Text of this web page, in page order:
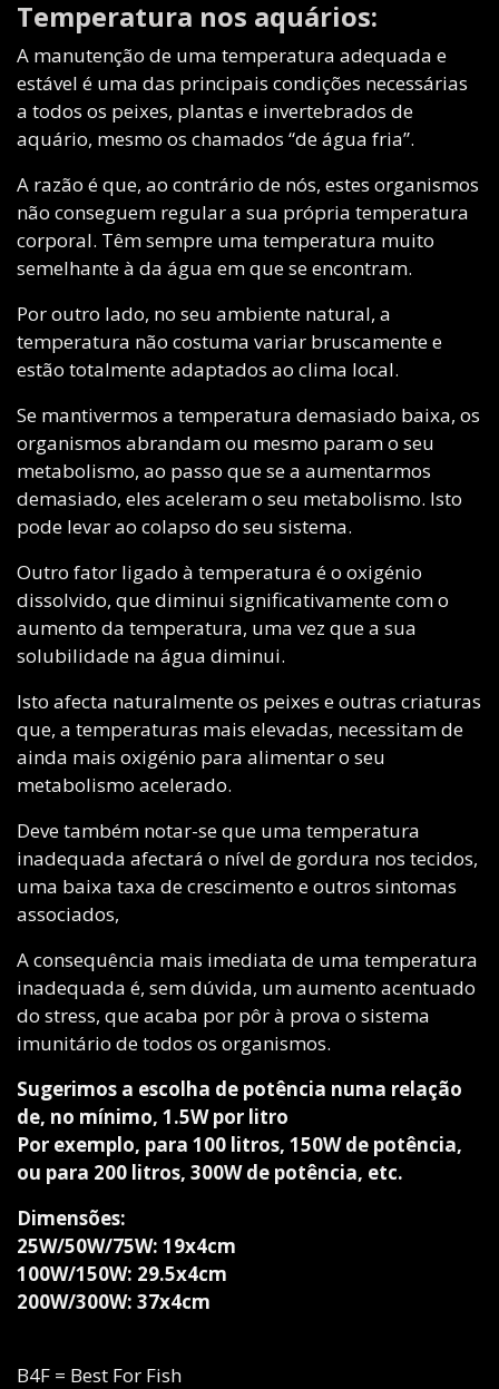
Temperatura nos aquários:
A manutenção de uma temperatura adequada e
estável é uma das principais condições necessárias
a todos os peixes, plantas e invertebrados de
aquário, mesmo os chamados “de água fria”.
A razão é que, ao contrário de nós, estes organismos
não conseguem regular a sua própria temperatura
corporal. Têm sempre uma temperatura muito
semelhante à da água em que se encontram.
Por outro lado, no seu ambiente natural, a
temperatura não costuma variar bruscamente e
estão totalmente adaptados ao clima local.
Se mantivermos a temperatura demasiado baixa, os
organismos abrandam ou mesmo param o seu
metabolismo, ao passo que se a aumentarmos
demasiado, eles aceleram o seu metabolismo. Isto
pode levar ao colapso do seu sistema.
Outro fator ligado à temperatura é o oxigénio
dissolvido, que diminui significativamente com o
aumento da temperatura, uma vez que a sua
solubilidade na água diminui.
Isto afecta naturalmente os peixes e outras criaturas
que, a temperaturas mais elevadas, necessitam de
ainda mais oxigénio para alimentar o seu
metabolismo acelerado.
Deve também notar-se que uma temperatura
inadequada afectará o nível de gordura nos tecidos,
uma baixa taxa de crescimento e outros sintomas
associados,
A consequência mais imediata de uma temperatura
inadequada é, sem dúvida, um aumento acentuado
do stress, que acaba por pôr à prova o sistema
imunitário de todos os organismos.
Sugerimos a escolha de potência numa relação
de, no mínimo, 1.5W por litro
Por exemplo, para 100 litros, 150W de potência,
ou para 200 litros, 300W de potência, etc.
Dimensões:
25W/50W/75W: 19x4cm
100W/150W: 29.5x4cm
200W/300W: 37x4cm
B4F = Best For Fish